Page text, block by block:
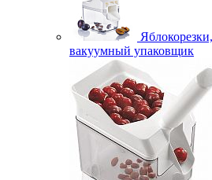
вакуумный упаковщик